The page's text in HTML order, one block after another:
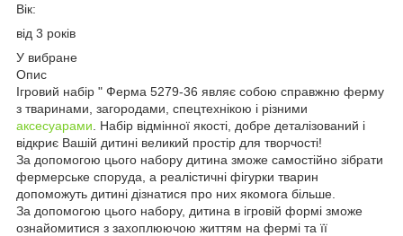
Вік:
від 3 років
У вибране
Опис
Ігровий набір " Ферма 5279-36 являє собою справжню ферму
з тваринами, загородами, спецтехнікою і різними
аксесуарами . Набір відмінної якості, добре деталізований і
відкриє Вашій дитині великий простір для творчості!
За допомогою цього набору дитина зможе самостійно зібрати
фермерське споруда, а реалістичні фігурки тварин
допоможуть дитині дізнатися про них якомога більше.
За допомогою цього набору, дитина в ігровій формі зможе
ознайомитися з захоплюючою життям на фермі та її